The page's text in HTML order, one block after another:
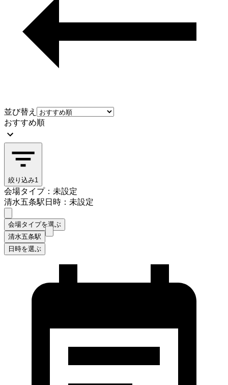
並び替え
おすすめ順
絞り込み1
会場タイプ：未設定
清水五条駅日時：未設定
会場タイプを選ぶ
清水五条駅
日時を選ぶ